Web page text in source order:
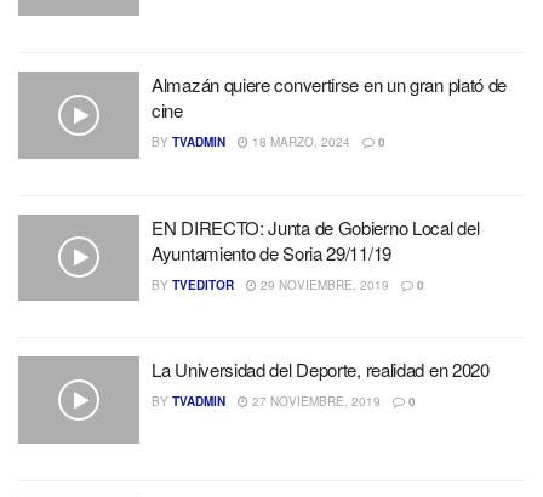
Almazán quiere convertirse en un gran plató de
cine
BY TVADMIN 18 MARZO, 2024 0
EN DIRECTO: Junta de Gobierno Local del
Ayuntamiento de Soria 29/11/19
BY TVEDITOR 29 NOVIEMBRE, 2019 0
La Universidad del Deporte, realidad en 2020
BY TVADMIN 27 NOVIEMBRE, 2019 0